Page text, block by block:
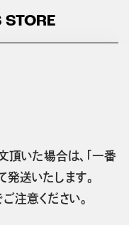
STORE
いた場合は、「一番
発送いたします。
注意ください。